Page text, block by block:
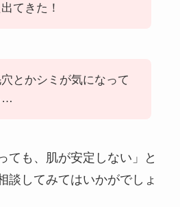
てきた！
とかシミが気になって
…
ても、肌が安定しない」と
談してみてはいかがでしょ